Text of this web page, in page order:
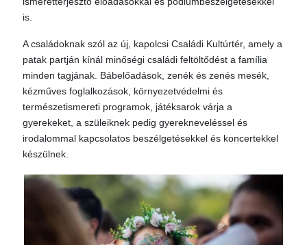
is.
A családoknak szól az új, kapolcsi Családi Kultúrtér, amely a
patak partján kínál minőségi családi feltöltődést a família
minden tagjának. Bábelőadások, zenék és zenés mesék,
kézműves foglalkozások, környezetvédelmi és
természetismereti programok, játéksarok várja a
gyerekeket, a szüleiknek pedig gyerekneveléssel és
irodalommal kapcsolatos beszélgetésekkel és koncertekkel
készülnek.